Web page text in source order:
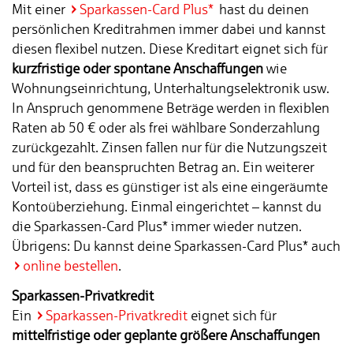
Mit einer
Sparkassen-Card Plus* hast du deinen
persönlichen Kreditrahmen immer dabei und kannst
diesen flexibel nutzen. Diese Kreditart eignet sich für
kurzfristige oder spontane Anschaffungenwie
Wohnungseinrichtung, Unterhaltungselektronik usw.
In Anspruch genommene Beträge werden in flexiblen
Raten ab 50 € oder als frei wählbare Sonderzahlung
zurückgezahlt. Zinsen fallen nur für die Nutzungszeit
und für den beanspruchten Betrag an. Ein weiterer
Vorteil ist, dass es günstiger ist als eine eingeräumte
Kontoüberziehung. Einmal eingerichtet – kannst du
die Sparkassen-Card Plus* immer wieder nutzen.
Übrigens: Du kannst deine Sparkassen-Card Plus* auch
online bestellen.
Sparkassen-Privatkredit
Ein
Sparkassen-Privatkredit eignet sich für
mittelfristige oder geplante größere Anschaffungen